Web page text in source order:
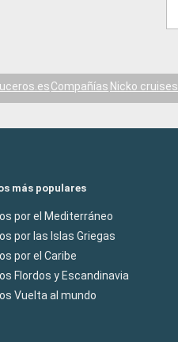
Compañías Nicko cruises
más populares
por el Mediterráneo
por las Islas Griegas
por el Caribe
Flordos y Escandinavia
Vuelta al mundo